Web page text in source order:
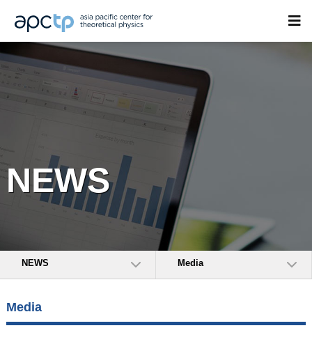
NEWS
NEWS Media
Media